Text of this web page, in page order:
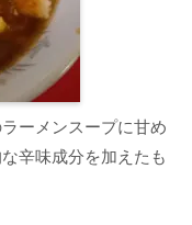
ーメンスープに甘め
辛味成分を加えたも